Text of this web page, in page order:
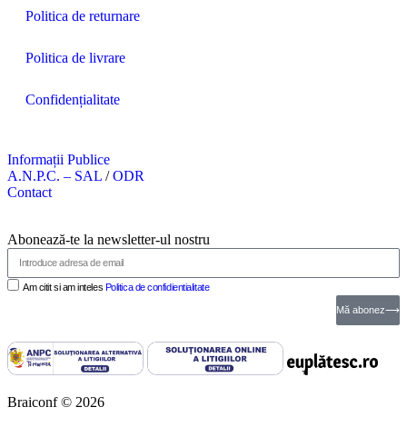
Politica de returnare
Politica de livrare
Confidențialitate
Informații Publice
A.N.P.C. – SAL /ODR
Contact
Abonează-te la newsletter-ul nostru
Am citit si am inteles Politica de confidientialitate
Mă abonez⟶
Braiconf © 2026